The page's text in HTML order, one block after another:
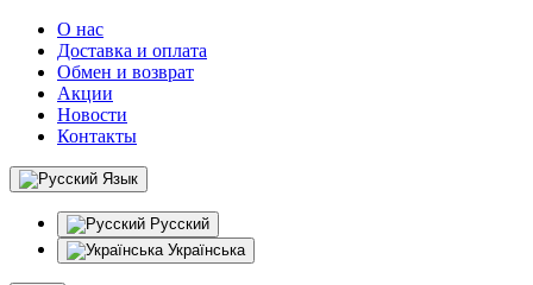
О нас
Доставка и оплата
Обмен и возврат
Акции
Новости
Контакты
Язык
Русский
Українська